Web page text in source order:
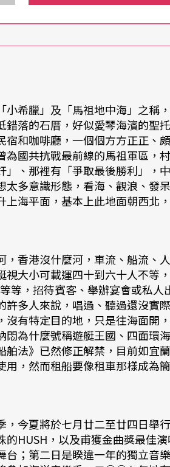
多，「真的是『徜徉』其中。
共舞，身體隨波漾、心緒放乎流。
造訪了許多海濱，從澳門的黑沙
就去、有海都好，「每年夏天不
一種儀式，使忙亂歸零、讓自我
有時也不免出錯。
藍眼淚，「馬祖以前是軍事用地
山，走他的密徑。」藍眼淚是種
香港的海邊也看過，「如果只是
帶著一點一點的藍。」然而從山
片那般，一大片、一大片的藍光
行人借道北竿停留一天，「我整
！老天爺又要我看海，乾脆撐到
並不那麼舒服的礫岸海灘一路漫
亮，日出呢？原來她們身處北竿
夜的賴盈螢，獨自在海岸苦笑自
希臘」及「馬祖地中海」之稱
落的石厝，好似愛琴海濱的聖
和咖啡廳，一個個方方正正、
國共抗戰最前線的馬祖軍區，
、那裡有「爭取最後勝利」，
多意識形態，看海、觀浪、發
海平面，基本上此地面朝西北
香港沒什麼河，車流、船流、
大小可載運四十到六十人不等
等，招待賓客、舉辦宴會或私人
許多人來說，唱過、聽過還沒實
有特定目的地，只是往海面開
為什麼號稱遊艇王國、四面環
法》已然修正解禁，目前如宜
，然而租船要像租車那樣成為
今夏將於七月廿二至廿四日舉
HUSH，以及甫獲金曲獎最佳
；第二日是睽違一年的獨立音